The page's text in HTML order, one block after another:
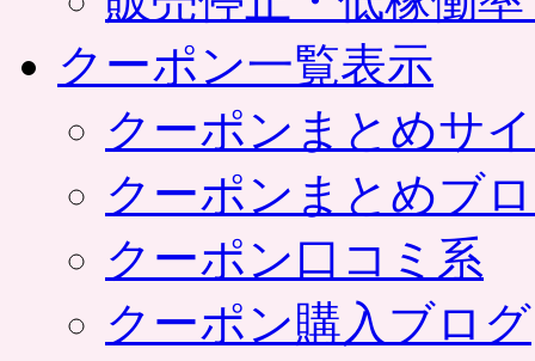
クーポン一覧表示
クーポンまとめサ
クーポンまとめブ
クーポン口コミ系
クーポン購入ブログ